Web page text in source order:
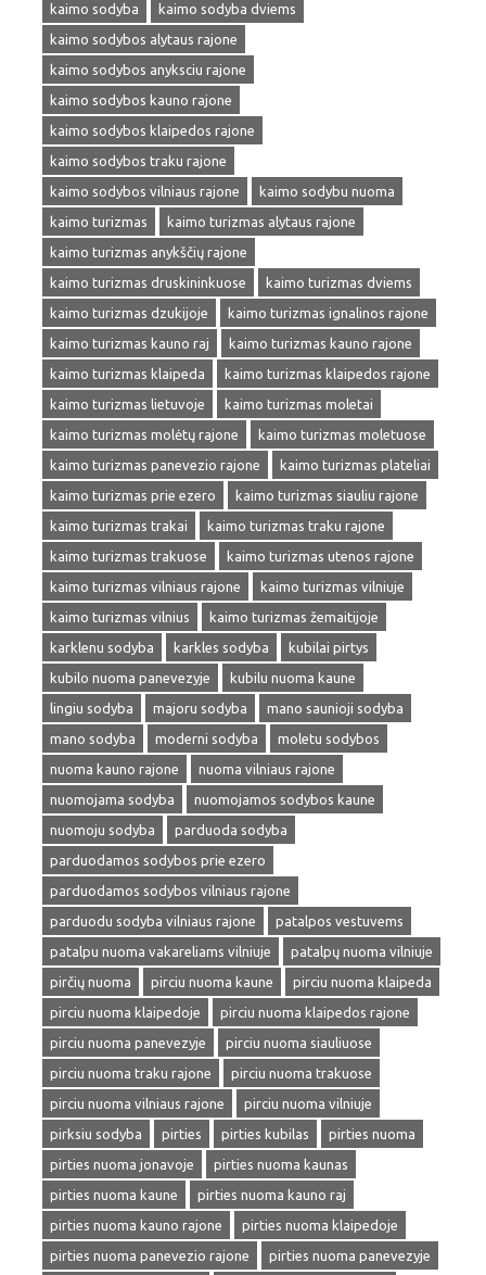
kaimo sodyba
kaimo sodyba dviems
kaimo sodybos alytaus rajone
kaimo sodybos anyksciu rajone
kaimo sodybos kauno rajone
kaimo sodybos klaipedos rajone
kaimo sodybos traku rajone
kaimo sodybos vilniaus rajone
kaimo sodybu nuoma
kaimo turizmas
kaimo turizmas alytaus rajone
kaimo turizmas anykščių rajone
kaimo turizmas druskininkuose
kaimo turizmas dviems
kaimo turizmas dzukijoje
kaimo turizmas ignalinos rajone
kaimo turizmas kauno raj
kaimo turizmas kauno rajone
kaimo turizmas klaipeda
kaimo turizmas klaipedos rajone
kaimo turizmas lietuvoje
kaimo turizmas moletai
kaimo turizmas molėtų rajone
kaimo turizmas moletuose
kaimo turizmas panevezio rajone
kaimo turizmas plateliai
kaimo turizmas prie ezero
kaimo turizmas siauliu rajone
kaimo turizmas trakai
kaimo turizmas traku rajone
kaimo turizmas trakuose
kaimo turizmas utenos rajone
kaimo turizmas vilniaus rajone
kaimo turizmas vilniuje
kaimo turizmas vilnius
kaimo turizmas žemaitijoje
karklenu sodyba
karkles sodyba
kubilai pirtys
kubilo nuoma panevezyje
kubilu nuoma kaune
lingiu sodyba
majoru sodyba
mano saunioji sodyba
mano sodyba
moderni sodyba
moletu sodybos
nuoma kauno rajone
nuoma vilniaus rajone
nuomojama sodyba
nuomojamos sodybos kaune
nuomoju sodyba
parduoda sodyba
parduodamos sodybos prie ezero
parduodamos sodybos vilniaus rajone
parduodu sodyba vilniaus rajone
patalpos vestuvems
patalpu nuoma vakareliams vilniuje
patalpų nuoma vilniuje
pirčių nuoma
pirciu nuoma kaune
pirciu nuoma klaipeda
pirciu nuoma klaipedoje
pirciu nuoma klaipedos rajone
pirciu nuoma panevezyje
pirciu nuoma siauliuose
pirciu nuoma traku rajone
pirciu nuoma trakuose
pirciu nuoma vilniaus rajone
pirciu nuoma vilniuje
pirksiu sodyba
pirties pirties kubilas
pirties nuoma
pirties nuoma jonavoje
pirties nuoma kaunas
pirties nuoma kaune
pirties nuoma kauno raj
pirties nuoma kauno rajone
pirties nuoma klaipedoje
pirties nuoma panevezio rajone
pirties nuoma panevezyje